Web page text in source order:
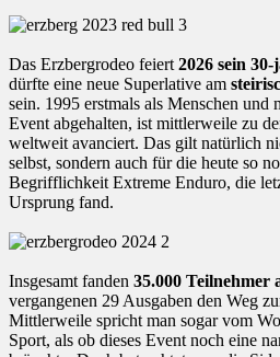
Das Erzbergrodeo feiert 2026 sein
dürfte eine neue Superlative am
sein. 1995 erstmals als Menschen und
Event abgehalten, ist mittlerweile zu
weltweit avanciert. Das gilt natürlich
selbst, sondern auch für die heute so
Begrifflichkeit Extreme Enduro, die
Ursprung fand.
Insgesamt fanden 35.000 Teilnehmer
vergangenen 29 Ausgaben den Weg
Mittlerweile spricht man sogar vom
Sport, als ob dieses Event noch eine